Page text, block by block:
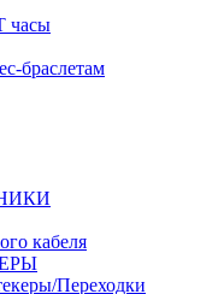
часы
браслетам
кабеля
Переходки